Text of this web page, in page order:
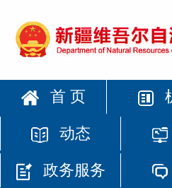
首 页
动态
政务服务